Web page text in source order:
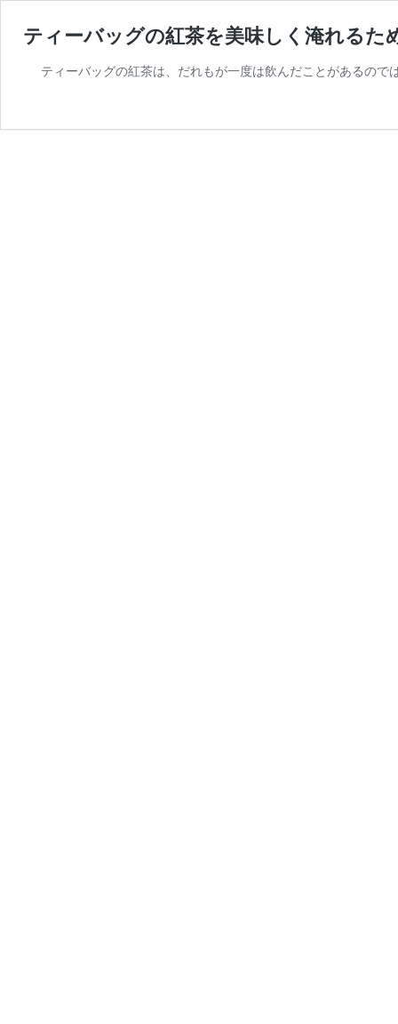
ティーバッグの紅茶を美味しく淹れるた
ティーバッグの紅茶は、だれもが一度は飲んだことがあるの